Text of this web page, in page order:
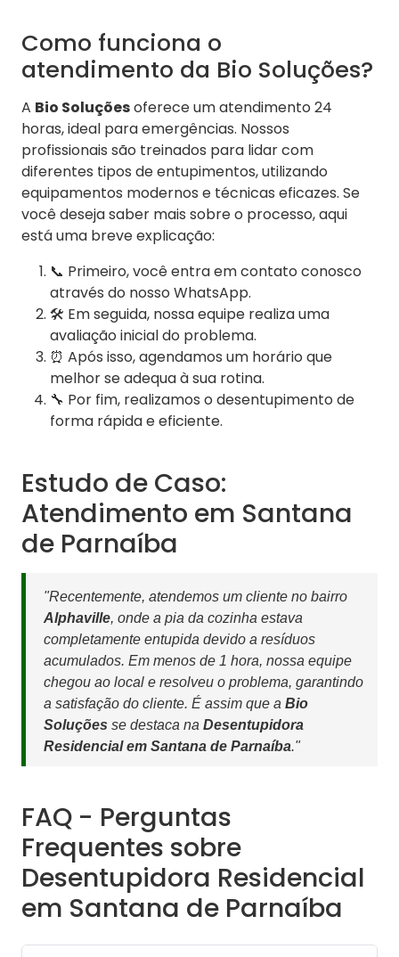
Como funciona o
atendimento da Bio Soluções?
A Bio Soluçõesoferece um atendimento 24
horas, ideal para emergências. Nossos
profissionais são treinados para lidar com
diferentes tipos de entupimentos, utilizando
equipamentos modernos e técnicas eficazes. Se
você deseja saber mais sobre o processo, aqui
está uma breve explicação:
📞 Primeiro, você entra em contato conosco
através do nosso WhatsApp.
🛠 Em seguida, nossa equipe realiza uma
avaliação inicial do problema.
⏰ Após isso, agendamos um horário que
melhor se adequa à sua rotina.
🔧 Por fim, realizamos o desentupimento de
forma rápida e eficiente.
Estudo de Caso:
Atendimento em Santana
de Parnaíba
"Recentemente, atendemos um cliente no bairro
Alphaville, onde a pia da cozinha estava
completamente entupida devido a resíduos
acumulados. Em menos de 1 hora, nossa equipe
chegou ao local e resolveu o problema, garantindo
a satisfação do cliente. É assim que a Bio
Soluções se destaca na Desentupidora
Residencial em Santana de Parnaíba."
FAQ - Perguntas
Frequentes sobre
Desentupidora Residencial
em Santana de Parnaíba